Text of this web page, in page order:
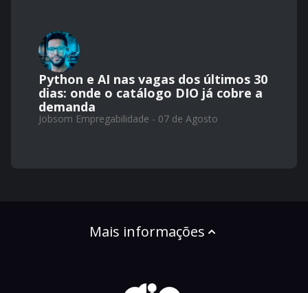
Python e AI nas vagas dos últimos 30
dias: onde o catálogo DIO já cobre a
demanda
Jobsom Empregabilidade - 07 de Agosto
Mais informações